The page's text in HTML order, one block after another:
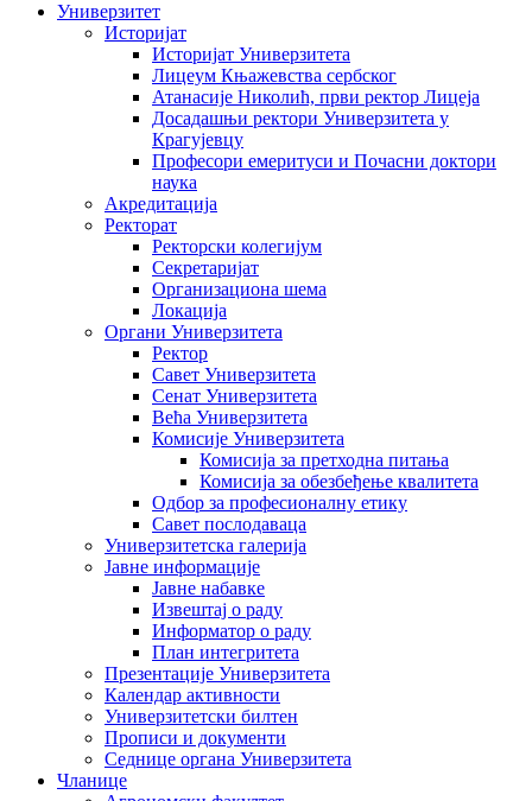
Универзитет
Историјат
Историјат Универзитета
Лицеум Књажевства сербског
Атанасије Николић, први ректор Лицеја
Досадашњи ректори Универзитета у
Крагујевцу
Професори емеритуси и Почасни доктори
наука
Акредитација
Ректорат
Ректорски колегијум
Секретаријат
Организациона шема
Локација
Органи Универзитета
Ректор
Савет Универзитета
Сенат Универзитета
Већа Универзитета
Комисије Универзитета
Комисија за претходна питања
Комисија за обезбеђење квалитета
Одбор за професионалну етику
Савет послодаваца
Универзитетска галерија
Јавне информације
Јавне набавке
Извештај о раду
Информатор о раду
План интегритета
Презентације Универзитета
Календар активности
Универзитетски билтен
Прописи и документи
Седнице органа Универзитета
Чланице